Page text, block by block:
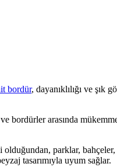
bordür, dayanıklılığı ve şık
bordürler arasında
parklar,
tasarımıyla uyum sağlar.